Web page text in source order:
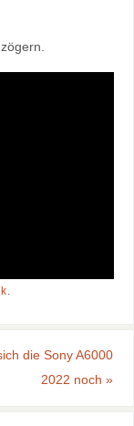
.
die Sony A6000
2022 noch»